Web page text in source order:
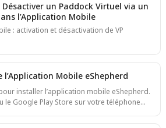
un Paddock Virtuel via un
l’Application Mobile
: activation et désactivation de VP
Mobile eShepherd
installer l’application mobile eShepherd.
le Google Play Store sur votre téléphone